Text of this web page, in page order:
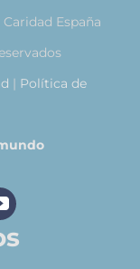
España
| Política de